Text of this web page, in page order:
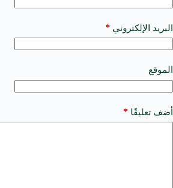
البريد الإلكتروني *
الموقع
أضف تعليقًا *
a
t
i
e
: